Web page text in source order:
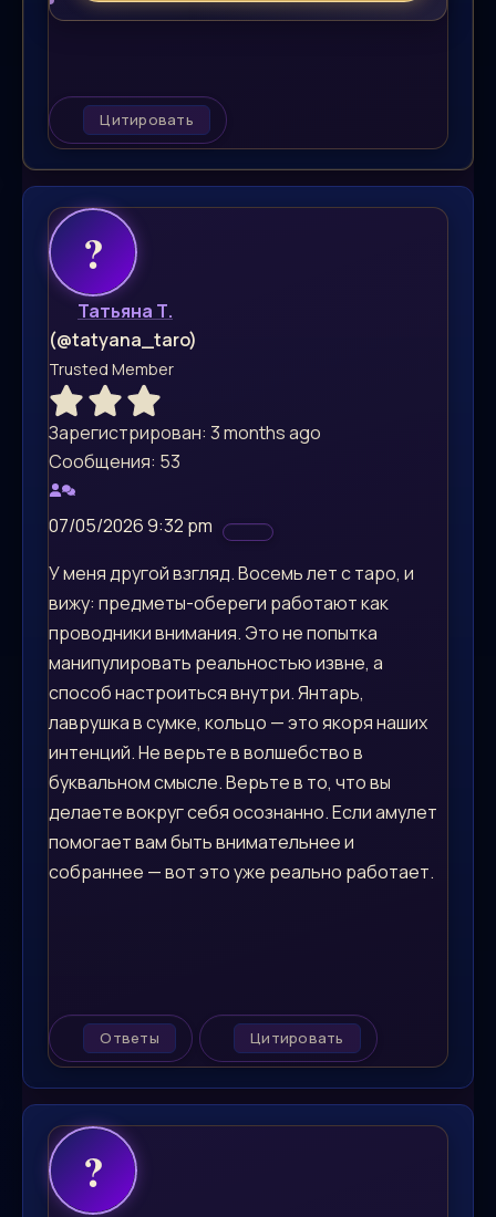
Цитировать
Татьяна Т.
(@tatyana_taro)
Trusted Member
Зарегистрирован: 3 months ago
Сообщения: 53
07/05/2026 9:32 pm
У меня другой взгляд. Восемь лет с таро, и
вижу: предметы-обереги работают как
проводники внимания. Это не попытка
манипулировать реальностью извне, а
способ настроиться внутри. Янтарь,
лаврушка в сумке, кольцо — это якоря наших
интенций. Не верьте в волшебство в
буквальном смысле. Верьте в то, что вы
делаете вокруг себя осознанно. Если амулет
помогает вам быть внимательнее и
собраннее — вот это уже реально работает.
Ответы Цитировать